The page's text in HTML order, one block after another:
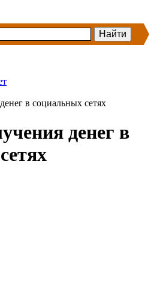
в социальных сетях
денег в